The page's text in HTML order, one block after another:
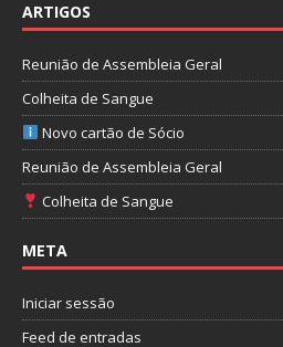
ARTIGOS
Reunião de Assembleia Geral
Colheita de Sangue
Novo cartão de Sócio
Reunião de Assembleia Geral
Colheita de Sangue
META
Iniciar sessão
Feed de entradas